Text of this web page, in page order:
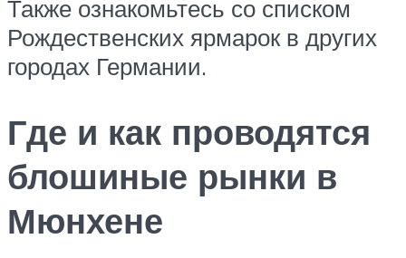
Также ознакомьтесь со списком
Рождественских ярмарок в других
городах Германии.
Где и как проводятся
блошиные рынки в
Мюнхене